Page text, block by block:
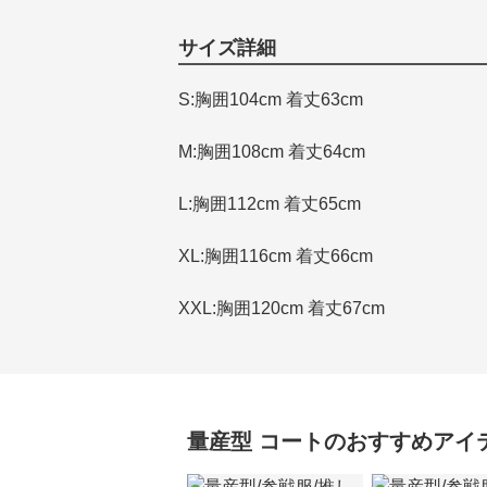
サイズ詳細
S:胸囲104cm 着丈63cm
M:胸囲108cm 着丈64cm
L:胸囲112cm 着丈65cm
XL:胸囲116cm 着丈66cm
XXL:胸囲120cm 着丈67cm
量産型 コートのおすすめアイ